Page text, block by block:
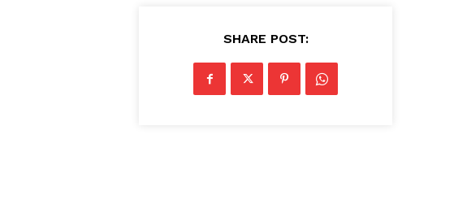
SHARE POST: